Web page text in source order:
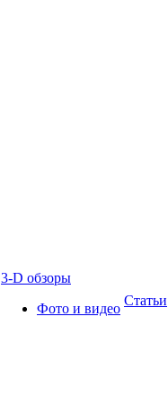
3-D обзоры
Фото и видео
Статьи